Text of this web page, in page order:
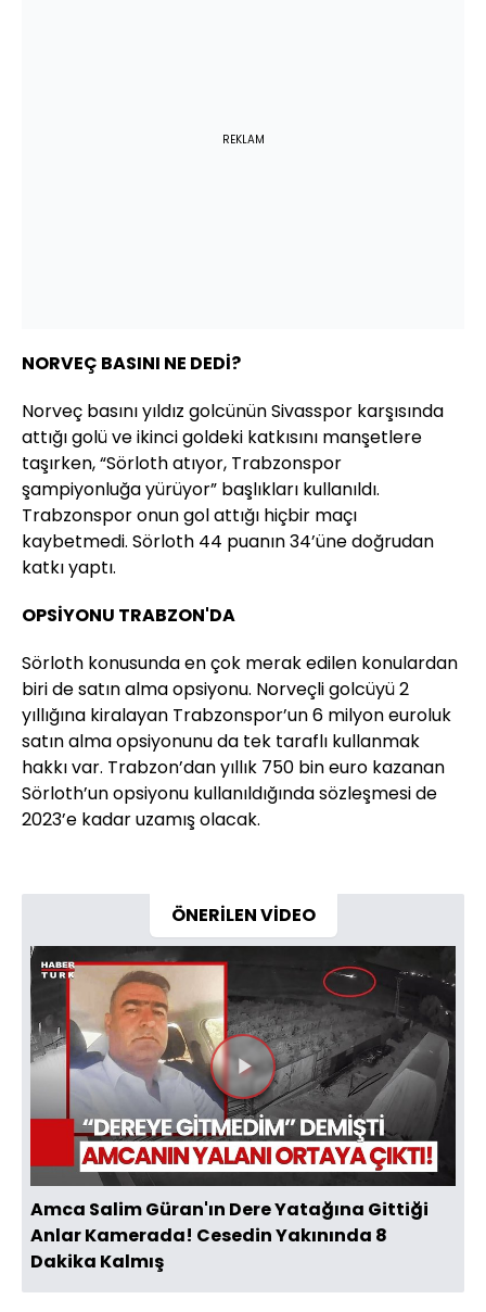
REKLAM
NORVEÇ BASINI NE DEDİ?
Norveç basını yıldız golcünün Sivasspor karşısında
attığı golü ve ikinci goldeki katkısını manşetlere
taşırken, “Sörloth atıyor, Trabzonspor
şampiyonluğa yürüyor” başlıkları kullanıldı.
Trabzonspor onun gol attığı hiçbir maçı
kaybetmedi. Sörloth 44 puanın 34’üne doğrudan
katkı yaptı.
OPSİYONU TRABZON'DA
Sörloth konusunda en çok merak edilen konulardan
biri de satın alma opsiyonu. Norveçli golcüyü 2
yıllığına kiralayan Trabzonspor’un 6 milyon euroluk
satın alma opsiyonunu da tek taraflı kullanmak
hakkı var. Trabzon’dan yıllık 750 bin euro kazanan
Sörloth’un opsiyonu kullanıldığında sözleşmesi de
2023’e kadar uzamış olacak.
ÖNERİLEN VİDEO
Videoyu
Oynat
Amca Salim Güran'ın Dere Yatağına Gittiği
Anlar Kamerada! Cesedin Yakınında 8
Dakika Kalmış